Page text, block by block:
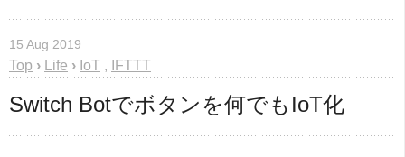
15 Aug 2019
Top › Life › IoT , IFTTT
Switch Botでボタンを何でもIoT化